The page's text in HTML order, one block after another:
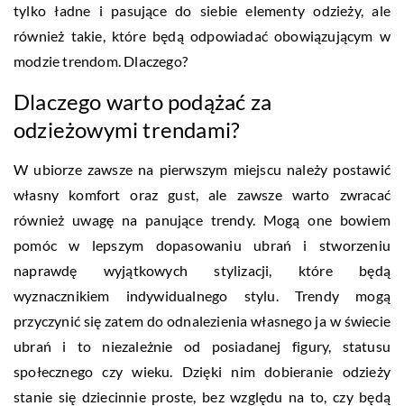
tylko ładne i pasujące do siebie elementy odzieży, ale
również takie, które będą odpowiadać obowiązującym w
modzie trendom. Dlaczego?
Dlaczego warto podążać za
odzieżowymi trendami?
W ubiorze zawsze na pierwszym miejscu należy postawić
własny komfort oraz gust, ale zawsze warto zwracać
również uwagę na panujące trendy. Mogą one bowiem
pomóc w lepszym dopasowaniu ubrań i stworzeniu
naprawdę wyjątkowych stylizacji, które będą
wyznacznikiem indywidualnego stylu. Trendy mogą
przyczynić się zatem do odnalezienia własnego ja w świecie
ubrań i to niezależnie od posiadanej figury, statusu
społecznego czy wieku. Dzięki nim dobieranie odzieży
stanie się dziecinnie proste, bez względu na to, czy będą